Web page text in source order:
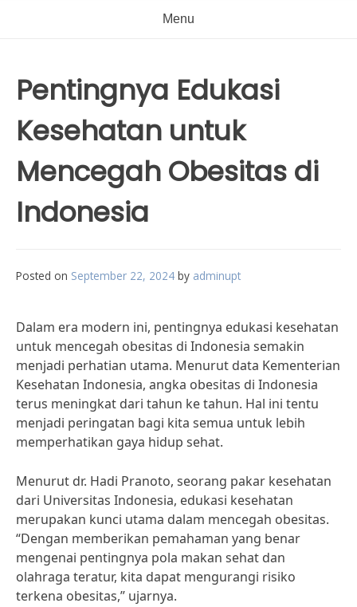
Menu
Pentingnya Edukasi
Kesehatan untuk
Mencegah Obesitas di
Indonesia
Posted on September 22, 2024 by adminupt
Dalam era modern ini, pentingnya edukasi kesehatan
untuk mencegah obesitas di Indonesia semakin
menjadi perhatian utama. Menurut data Kementerian
Kesehatan Indonesia, angka obesitas di Indonesia
terus meningkat dari tahun ke tahun. Hal ini tentu
menjadi peringatan bagi kita semua untuk lebih
memperhatikan gaya hidup sehat.
Menurut dr. Hadi Pranoto, seorang pakar kesehatan
dari Universitas Indonesia, edukasi kesehatan
merupakan kunci utama dalam mencegah obesitas.
“Dengan memberikan pemahaman yang benar
mengenai pentingnya pola makan sehat dan
olahraga teratur, kita dapat mengurangi risiko
terkena obesitas,” ujarnya.